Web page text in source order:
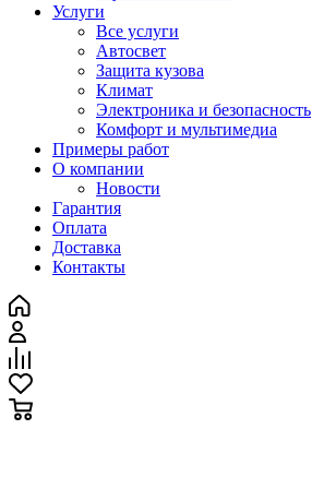
Услуги
Все услуги
Автосвет
Защита кузова
Климат
Электроника и безопасность
Комфорт и мультимедиа
Примеры работ
О компании
Новости
Гарантия
Оплата
Доставка
Контакты